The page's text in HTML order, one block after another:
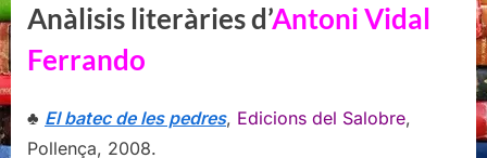
Anàlisis literàries d’Antoni Vidal
Ferrando
♣ El batec de les pedres, Edicions del Salobre,
Pollença, 2008.